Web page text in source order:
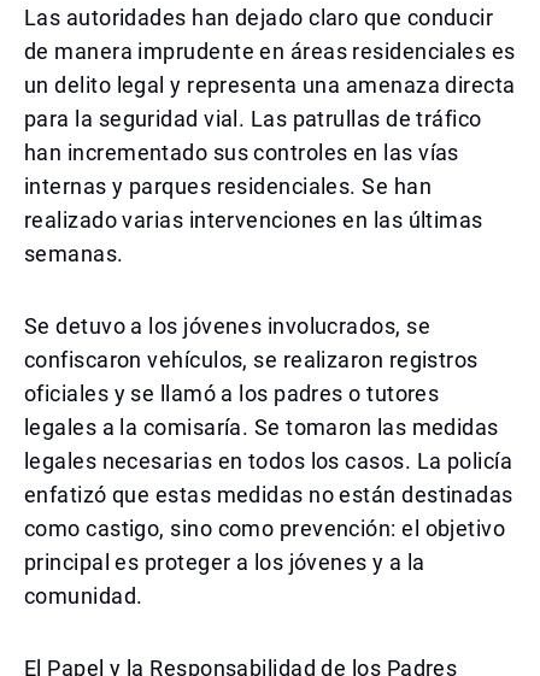
Las autoridades han dejado claro que conducir
de manera imprudente en áreas residenciales es
un delito legal y representa una amenaza directa
para la seguridad vial. Las patrullas de tráfico
han incrementado sus controles en las vías
internas y parques residenciales. Se han
realizado varias intervenciones en las últimas
semanas.
Se detuvo a los jóvenes involucrados, se
confiscaron vehículos, se realizaron registros
oficiales y se llamó a los padres o tutores
legales a la comisaría. Se tomaron las medidas
legales necesarias en todos los casos. La policía
enfatizó que estas medidas no están destinadas
como castigo, sino como prevención: el objetivo
principal es proteger a los jóvenes y a la
comunidad.
El Papel y la Responsabilidad de los Padres